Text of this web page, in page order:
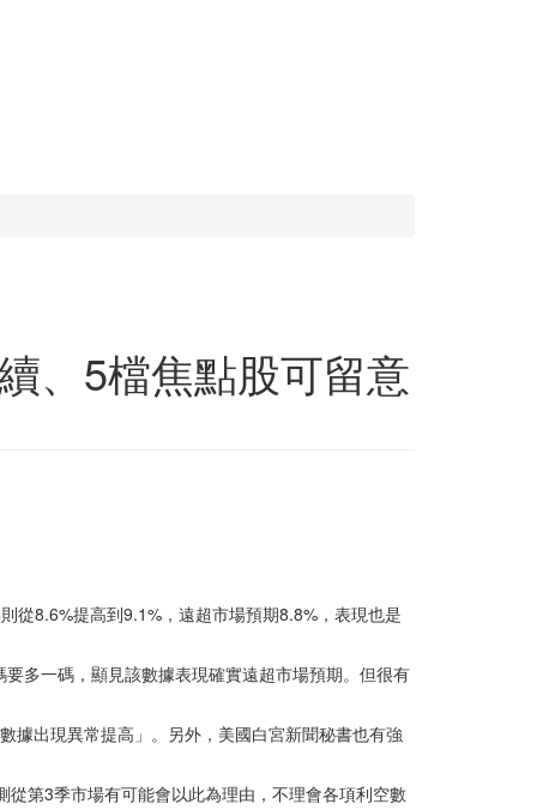
、5檔焦點股可留意
從8.6%提高到9.1%，遠超市場預期8.8%，表現也是
多一碼，顯見該數據表現確實遠超市場預期。但很有
據出現異常提高」。另外，美國白宮新聞秘書也有強
第3季市場有可能會以此為理由，不理會各項利空數